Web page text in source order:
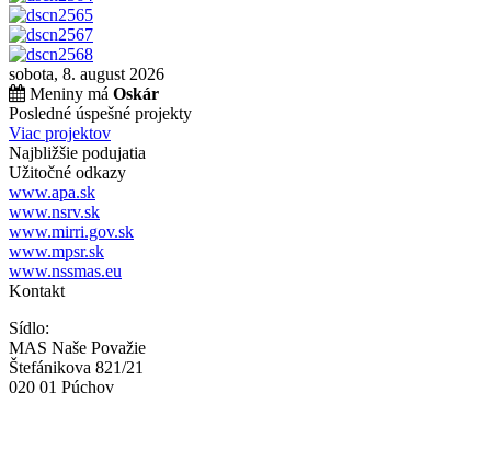
sobota, 8. august 2026
Meniny má Oskár
Posledné úspešné projekty
Viac projektov
Najbližšie podujatia
Užitočné odkazy
www.apa.sk
www.nsrv.sk
www.mirri.gov.sk
www.mpsr.sk
www.nssmas.eu
Kontakt
Sídlo:
MAS Naše Považie
Štefánikova 821/21
020 01 Púchov